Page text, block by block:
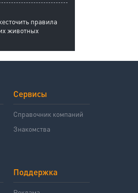
правила
животных
Сервисы
Справочник компаний
Знакомства
Поддержка